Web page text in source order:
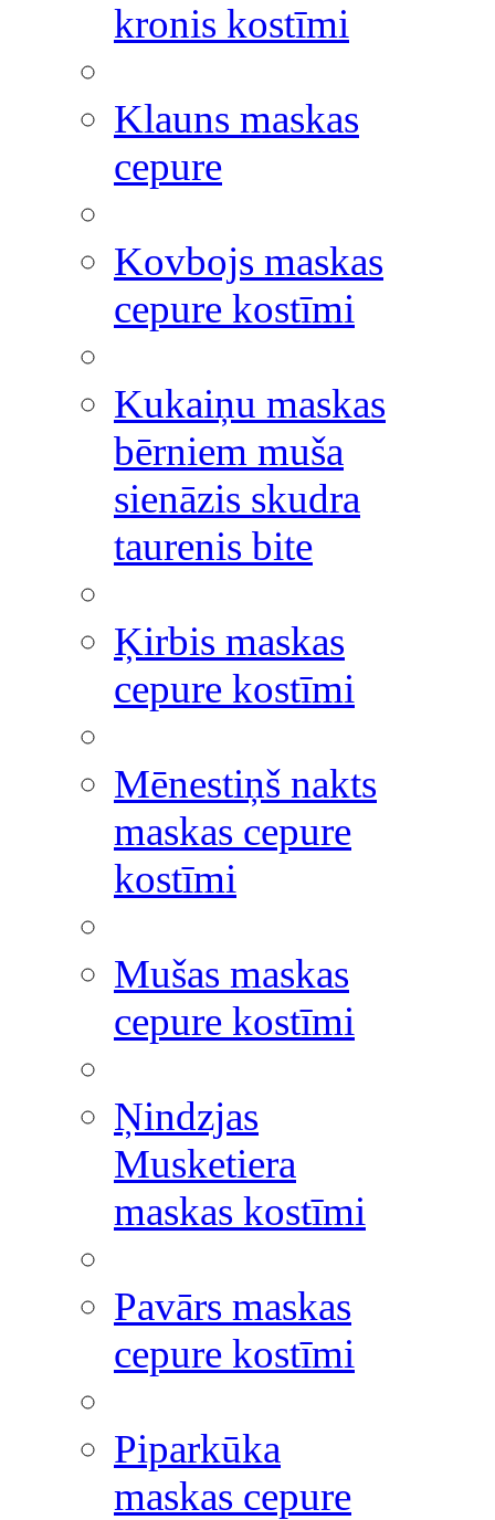
kronis kostīmi
Klauns maskas
cepure
Kovbojs maskas
cepure kostīmi
Kukaiņu maskas
bērniem muša
sienāzis skudra
taurenis bite
Ķirbis maskas
cepure kostīmi
Mēnestiņš nakts
maskas cepure
kostīmi
Mušas maskas
cepure kostīmi
Ņindzjas
Musketiera
maskas kostīmi
Pavārs maskas
cepure kostīmi
Piparkūka
maskas cepure